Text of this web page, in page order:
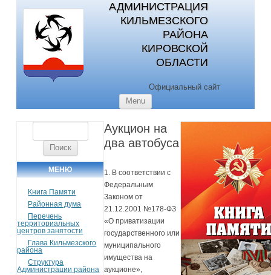
АДМИНИСТРАЦИЯ
КИЛЬМЕЗСКОГО
РАЙОНА
КИРОВСКОЙ
ОБЛАСТИ
Официальный сайт
Menu
МЕНЮ
Книга Памяти
Районная дума
Перечень
территориальных
центров занятости
Глава Кильмезского
района
Структура
Администрации района
Аукцион на
два автобуса
1. В соответствии с
Федеральным
Законом от
21.12.2001 №178-ФЗ
«О приватизации
государственного или
муниципального
имущества на
аукционе»,